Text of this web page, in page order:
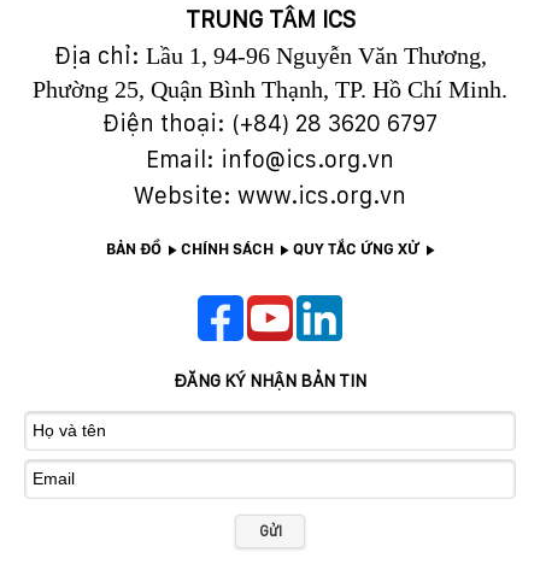
TRUNG TÂM ICS
Địa chỉ: Lầu 1, 94-96 Nguyễn Văn Thương,
Phường 25, Quận Bình Thạnh, TP. Hồ Chí Minh.
Điện thoại: (+84) 28 3620 6797
Email: info@ics.org.vn
Website: www.ics.org.vn
BẢN ĐỒ CHÍNH SÁCH QUY TẮC ỨNG XỬ
ĐĂNG KÝ NHẬN BẢN TIN
Gửi